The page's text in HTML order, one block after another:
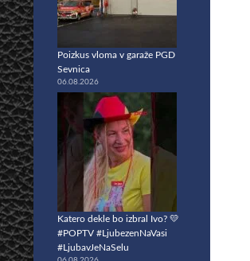
Poizkus vloma v garaže PGD
Sevnica
06.08.2026
Katero dekle bo izbral Ivo? 💛
#POPTV #LjubezenNaVasi
#LjubavJeNaSelu